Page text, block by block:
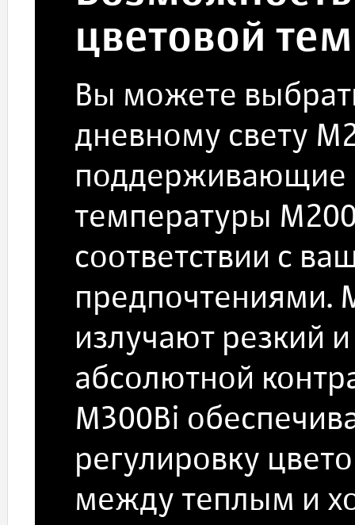
цветовой
Вы можете
дневному свету
поддерживающие
температуры
соответствии с
предпочтениями.
излучают резкий и
абсолютной
M300Bi
регулировку
между теплым и